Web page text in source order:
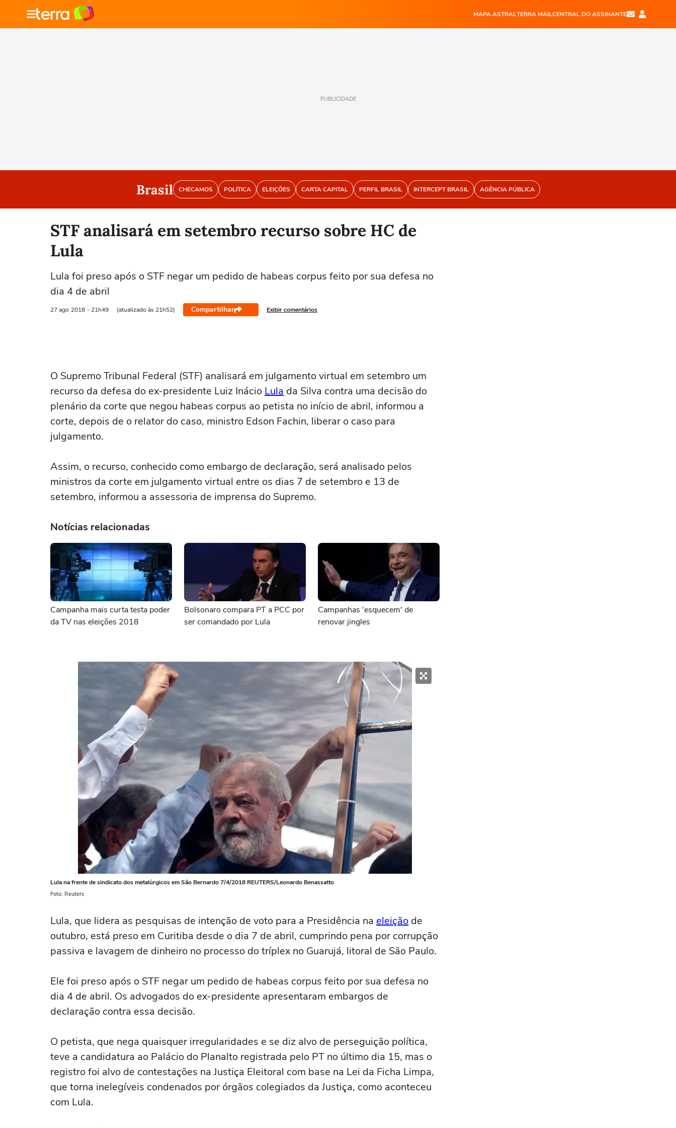
MAPA ASTRALTERRA MAILCENTRAL DO ASSINANTE
PUBLICIDADE
Brasil CHECAMOS POLÍTICA ELEIÇÕES CARTA CAPITAL PERFIL BRASIL INTERCEPT BRASIL AGÊNCIA PÚBLICA
STF analisará em setembro recurso sobre HC de
Lula
Lula foi preso após o STF negar um pedido de habeas corpus feito por sua defesa no
dia 4 de abril
27 ago 2018 - 21h49 (atualizado às 21h52) Compartilhar Exibir comentários
O Supremo Tribunal Federal (STF) analisará em julgamento virtual em setembro um
recurso da defesa do ex-presidente Luiz Inácio Lula da Silva contra uma decisão do
plenário da corte que negou habeas corpus ao petista no início de abril, informou a
corte, depois de o relator do caso, ministro Edson Fachin, liberar o caso para
julgamento.
Assim, o recurso, conhecido como embargo de declaração, será analisado pelos
ministros da corte em julgamento virtual entre os dias 7 de setembro e 13 de
setembro, informou a assessoria de imprensa do Supremo.
Notícias relacionadas
Campanha mais curta testa poder
da TV nas eleições 2018
Bolsonaro compara PT a PCC por
ser comandado por Lula
Campanhas 'esquecem' de
renovar jingles
Lula na frente de sindicato dos metalúrgicos em São Bernardo 7/4/2018 REUTERS/Leonardo Benassatto
Foto: Reuters
Lula, que lidera as pesquisas de intenção de voto para a Presidência na eleição de
outubro, está preso em Curitiba desde o dia 7 de abril, cumprindo pena por corrupção
passiva e lavagem de dinheiro no processo do tríplex no Guarujá, litoral de São Paulo.
Ele foi preso após o STF negar um pedido de habeas corpus feito por sua defesa no
dia 4 de abril. Os advogados do ex-presidente apresentaram embargos de
declaração contra essa decisão.
O petista, que nega quaisquer irregularidades e se diz alvo de perseguição política,
teve a candidatura ao Palácio do Planalto registrada pelo PT no último dia 15, mas o
registro foi alvo de contestações na Justiça Eleitoral com base na Lei da Ficha Limpa,
que torna inelegíveis condenados por órgãos colegiados da Justiça, como aconteceu
com Lula.